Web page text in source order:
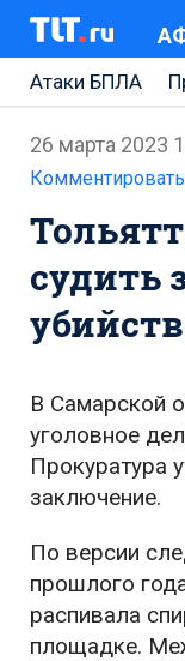
Атаки БПЛА
Ремонт
Ремонт
Набережная
Неделя
26 марта 2023
Комментировать
судить
В Самарской
уголовное
Прокуратура
заключение.
По версии
прошлого
распивала
площадке.